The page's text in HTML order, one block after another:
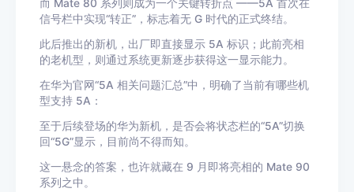
而 Mate 80 系列则成为一个关键转折点 ——5A 首次在
信号栏中实现“转正”，标志着无 G 时代的正式终结。
此后推出的新机，出厂即直接显示 5A 标识；此前亮相
的老机型，则通过系统更新逐步获得这一显示能力。
在华为官网“5A 相关问题汇总”中，明确了当前有哪些机
型支持 5A：
至于后续登场的华为新机，是否会将状态栏的“5A”切换
回“5G”显示，目前尚不得而知。
这一悬念的答案，也许就藏在 9 月即将亮相的 Mate 90
系列之中。